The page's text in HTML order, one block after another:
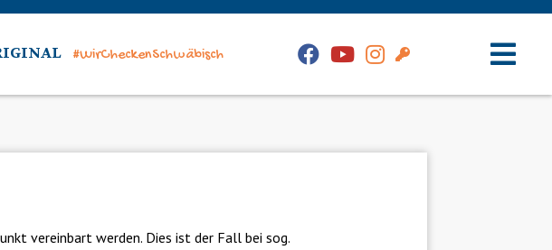
#WirCheckenSchwäbisch FacebookYouTubeInstagram
Kunden-
vereinbart werden. Dies ist der Fall bei sog.